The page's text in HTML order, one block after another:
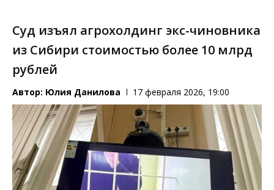
Суд изъял агрохолдинг экс-чиновника
из Сибири стоимостью более 10 млрд
рублей
Автор: Юлия Данилова 17 февраля 2026, 19:00